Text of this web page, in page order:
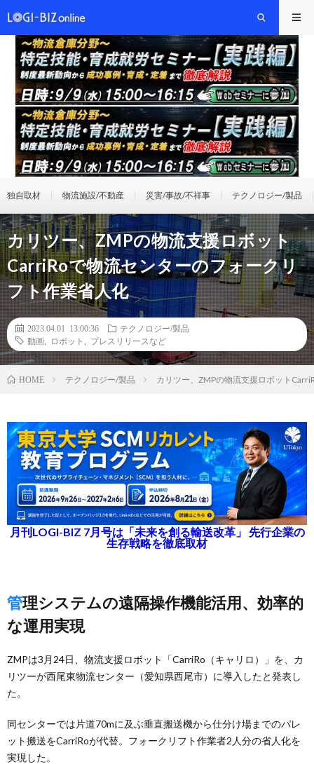
独自取材 物流施設/不動産 災害/事故/不祥事 テクノロジー/製品
カリツー、ZMPの物流支援ロボット
CarriRoで物流センターのフォークリ
フト作業省人化
2023.04.01 13:00:36
テクノロジー/製品
動画
ロボット プレスリリースなど
HOME テクノロジー/製品 カリツー、ZMPの物流支援ロボット
月刊LOGI-BIZ 7月号は「未来を創る輸送改革」 先行企業の
生存戦略を徹底取材
管理システムの遠隔操作機能活用、効率的
な運用実現
ZMPは3月24日、物流支援ロボット「CarriRo（キャリロ）」を、カ
リツーが西尾東物流センター（愛知県西尾市）に導入したと発表し
た。
同センターでは片道70mに及ぶ垂直搬送機から仕分け場までのパレ
ット搬送をCarriRoが代替。フォークリフト作業者2人分の省人化を
実現した。